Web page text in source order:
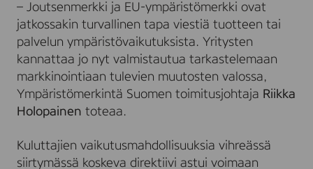
– Joutsenmerkki ja EU-ympäristömerkki ovat
jatkossakin turvallinen tapa viestiä tuotteen tai
palvelun ympäristövaikutuksista. Yritysten
kannattaa jo nyt valmistautua tarkastelemaan
markkinointiaan tulevien muutosten valossa,
Ympäristömerkintä Suomen toimitusjohtaja Riikka
Holopainen toteaa.
Kuluttajien vaikutusmahdollisuuksia vihreässä
siirtymässä koskeva direktiivi astui voimaan